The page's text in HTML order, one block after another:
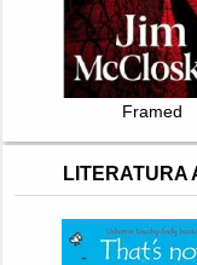
Framed
LITERATURA